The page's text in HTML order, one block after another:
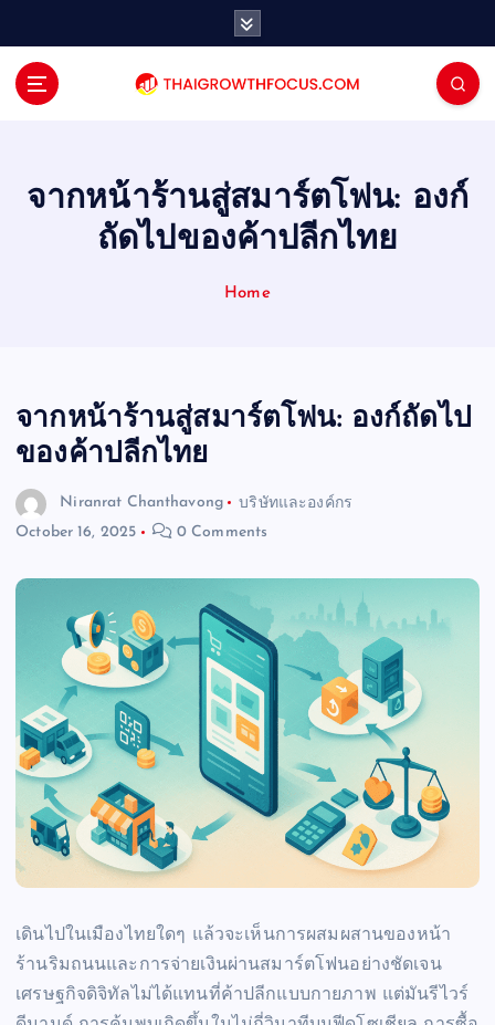
จากหน้าร้านสู่สมาร์ตโฟน: องก์
ถัดไปของค้าปลีกไทย
Home
จากหน้าร้านสู่สมาร์ตโฟน: องก์ถัดไป
ของค้าปลีกไทย
Niranrat Chanthavong
บริษัทและองค์กร
October 16, 2025
0 Comments
เดินไปในเมืองไทยใดๆ แล้วจะเห็นการผสมผสานของหน้า
ร้านริมถนนและการจ่ายเงินผ่านสมาร์ตโฟนอย่างชัดเจน
เศรษฐกิจดิจิทัลไม่ได้แทนที่ค้าปลีกแบบกายภาพ แต่มันรีไวร์